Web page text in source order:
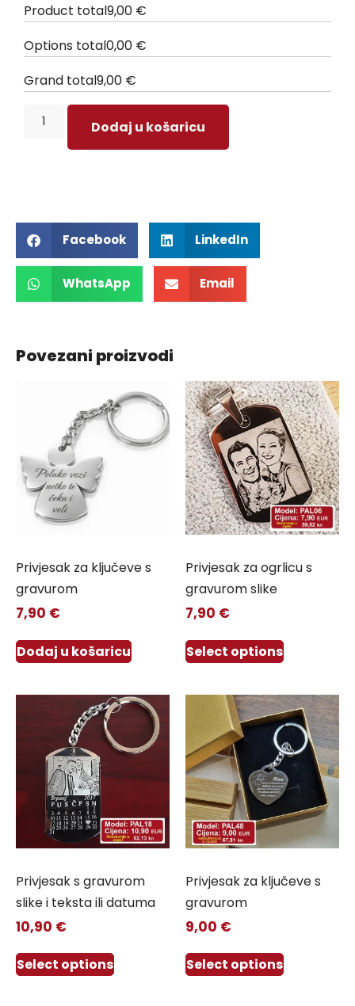
Product total9,00 €
Options total0,00 €
Grand total9,00 €
Dodaj u košaricu
Facebook LinkedIn
WhatsApp Email
Povezani proizvodi
Privjesak za ključeve s
gravurom
7,90 €
Dodaj u košaricu
Privjesak za ogrlicu s
gravurom slike
7,90 €
Select options
Privjesak s gravurom
slike i teksta ili datuma
10,90 €
Select options
Privjesak za ključeve s
gravurom
9,00 €
Select options